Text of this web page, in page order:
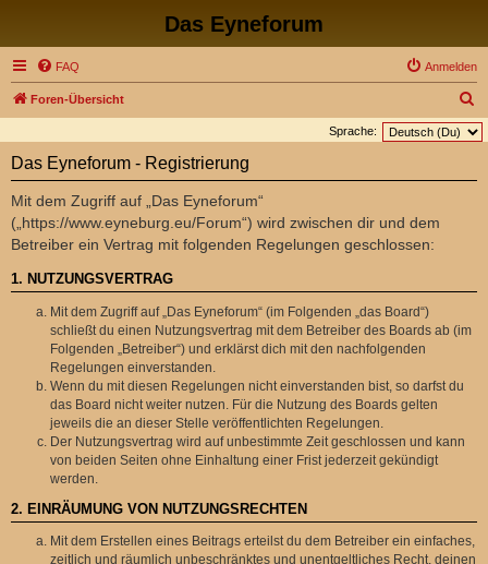
Das Eyneforum
FAQ Anmelden
Foren-Übersicht
u
Sprache:
Das Eyneforum - Registrierung
Mit dem Zugriff auf „Das Eyneforum“
(„https://www.eyneburg.eu/Forum“) wird zwischen dir und dem
Betreiber ein Vertrag mit folgenden Regelungen geschlossen:
1. NUTZUNGSVERTRAG
Mit dem Zugriff auf „Das Eyneforum“ (im Folgenden „das Board“)
schließt du einen Nutzungsvertrag mit dem Betreiber des Boards ab (im
Folgenden „Betreiber“) und erklärst dich mit den nachfolgenden
Regelungen einverstanden.
Wenn du mit diesen Regelungen nicht einverstanden bist, so darfst du
das Board nicht weiter nutzen. Für die Nutzung des Boards gelten
jeweils die an dieser Stelle veröffentlichten Regelungen.
Der Nutzungsvertrag wird auf unbestimmte Zeit geschlossen und kann
von beiden Seiten ohne Einhaltung einer Frist jederzeit gekündigt
werden.
2. EINRÄUMUNG VON NUTZUNGSRECHTEN
Mit dem Erstellen eines Beitrags erteilst du dem Betreiber ein einfaches,
zeitlich und räumlich unbeschränktes und unentgeltliches Recht, deinen